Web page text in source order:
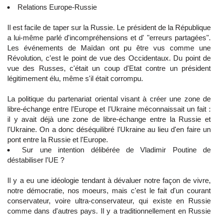
Relations Europe-Russie
Il est facile de taper sur la Russie. Le président de la République
a lui-même parlé d'incompréhensions et d' "erreurs partagées".
Les événements de Maïdan ont pu être vus comme une
Révolution, c'est le point de vue des Occidentaux. Du point de
vue des Russes, c'était un coup d'Etat contre un président
légitimement élu, même s'il était corrompu.
La politique du partenariat oriental visant à créer une zone de
libre-échange entre l'Europe et l'Ukraine méconnaissait un fait :
il y avait déjà une zone de libre-échange entre la Russie et
l'Ukraine. On a donc déséquilibré l'Ukraine au lieu d'en faire un
pont entre la Russie et l'Europe.
Sur une intention délibérée de Vladimir Poutine de
déstabiliser l'UE ?
Il y a eu une idéologie tendant à dévaluer notre façon de vivre,
notre démocratie, nos moeurs, mais c'est le fait d'un courant
conservateur, voire ultra-conservateur, qui existe en Russie
comme dans d'autres pays. Il y a traditionnellement en Russie